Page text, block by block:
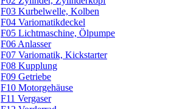
F03 Kurbelwelle, Kolben
F04 Variomatikdeckel
F05 Lichtmaschine, Ölpumpe
F06 Anlasser
F07 Variomatik, Kickstarter
F08 Kupplung
F09 Getriebe
F10 Motorgehäuse
F11 Vergaser